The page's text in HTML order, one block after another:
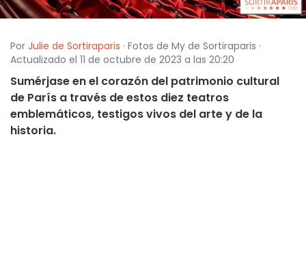
Por Julie de Sortiraparis · Fotos de My de Sortiraparis ·
Actualizado el 11 de octubre de 2023 a las 20:20
Sumérjase en el corazón del patrimonio cultural
de París a través de estos diez teatros
emblemáticos, testigos vivos del arte y de la
historia.